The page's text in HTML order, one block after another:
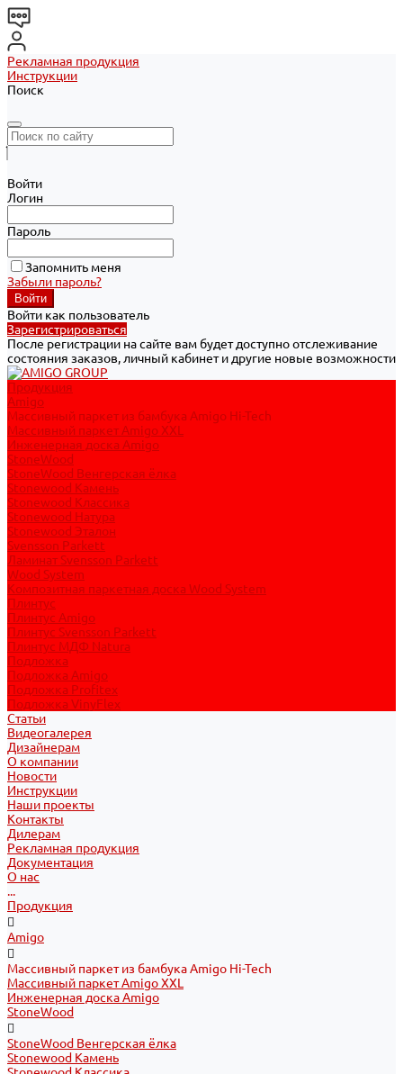
Рекламная продукция
Инструкции
Поиск
Войти
Логин
Пароль
Запомнить меня
Забыли пароль?
Войти как пользователь
Зарегистрироваться
После регистрации на сайте вам будет доступно отслеживание
состояния заказов, личный кабинет и другие новые возможности
Продукция
Amigo
Массивный паркет из бамбука Amigo Hi-Tech
Массивный паркет Amigo XXL
Инженерная доска Amigo
StoneWood
StoneWood Венгерская ёлка
Stonewood Камень
Stonewood Классика
Stonewood Натура
Stonewood Эталон
Svensson Parkett
Ламинат Svensson Parkett
Wood System
Композитная паркетная доска Wood System
Плинтус
Плинтус Amigo
Плинтус Svensson Parkett
Плинтус МДФ Natura
Подложка
Подложка Amigo
Подложка Profitex
Подложка VinyFlex
Статьи
Видеогалерея
Дизайнерам
О компании
Новости
Инструкции
Наши проекты
Контакты
Дилерам
Рекламная продукция
Документация
О нас
...
Продукция
Amigo
Массивный паркет из бамбука Amigo Hi-Tech
Массивный паркет Amigo XXL
Инженерная доска Amigo
StoneWood
StoneWood Венгерская ёлка
Stonewood Камень